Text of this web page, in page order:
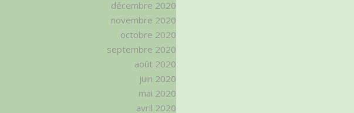
décembre 2020
novembre 2020
octobre 2020
septembre 2020
août 2020
juin 2020
mai 2020
avril 2020